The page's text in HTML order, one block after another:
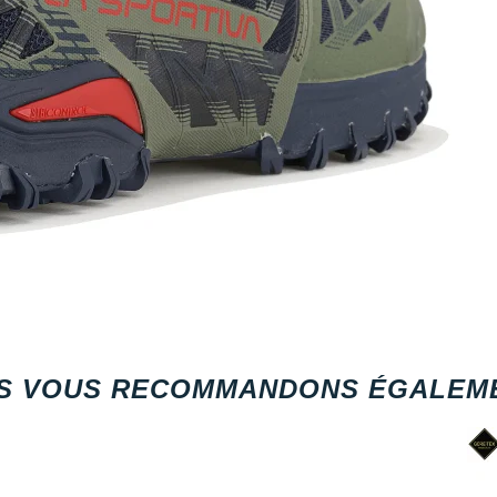
VOUS RECOMMANDONS